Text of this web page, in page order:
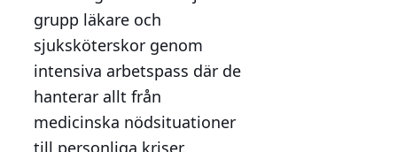
grupp läkare och
sjuksköterskor genom
intensiva arbetspass där de
hanterar allt från
medicinska nödsituationer